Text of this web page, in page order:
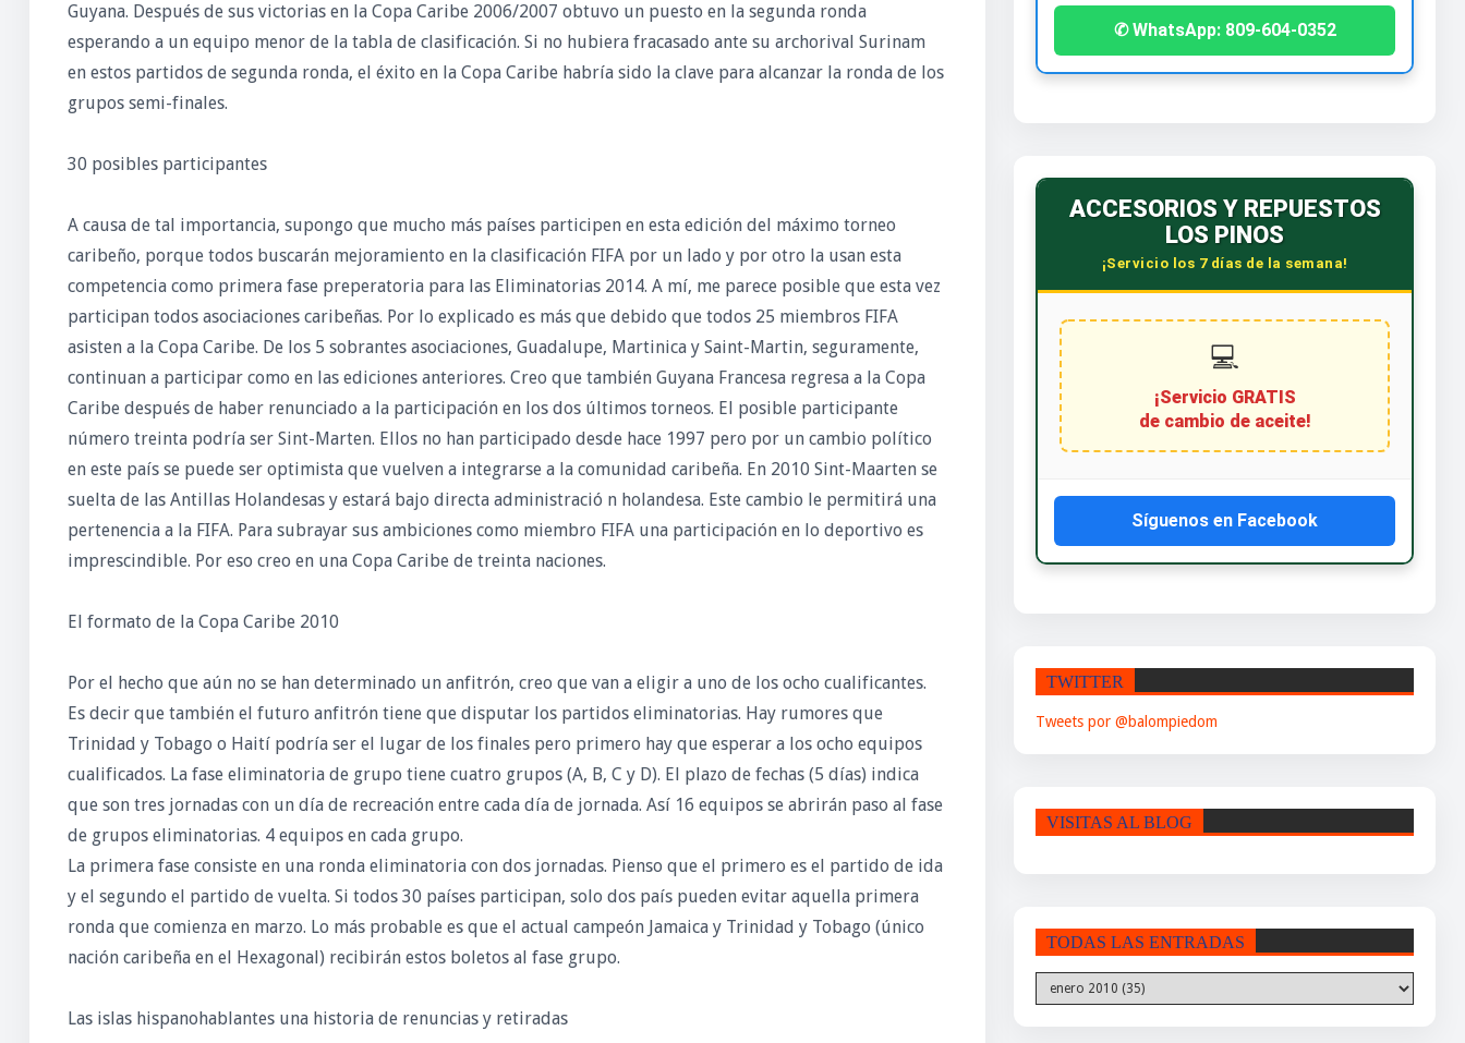
Guyana. Después de sus victorias en la Copa Caribe 2006/2007 obtuvo un puesto en la segunda ronda
esperando a un equipo menor de la tabla de clasificación. Si no hubiera fracasado ante su archorival Surinam
en estos partidos de segunda ronda, el éxito en la Copa Caribe habría sido la clave para alcanzar la ronda de los
grupos semi-finales.
30 posibles participantes
A causa de tal importancia, supongo que mucho más países participen en esta edición del máximo torneo
caribeño, porque todos buscarán mejoramiento en la clasificación FIFA por un lado y por otro la usan esta
competencia como primera fase preperatoria para las Eliminatorias 2014. A mí, me parece posible que esta vez
participan todos asociaciones caribeñas. Por lo explicado es más que debido que todos 25 miembros FIFA
asisten a la Copa Caribe. De los 5 sobrantes asociaciones, Guadalupe, Martinica y Saint-Martin, seguramente,
continuan a participar como en las ediciones anteriores. Creo que también Guyana Francesa regresa a la Copa
Caribe después de haber renunciado a la participación en los dos últimos torneos. El posible participante
número treinta podría ser Sint-Marten. Ellos no han participado desde hace 1997 pero por un cambio político
en este país se puede ser optimista que vuelven a integrarse a la comunidad caribeña. En 2010 Sint-Maarten se
suelta de las Antillas Holandesas y estará bajo directa administració n holandesa. Este cambio le permitirá una
pertenencia a la FIFA. Para subrayar sus ambiciones como miembro FIFA una participación en lo deportivo es
imprescindible. Por eso creo en una Copa Caribe de treinta naciones.
El formato de la Copa Caribe 2010
Por el hecho que aún no se han determinado un anfitrón, creo que van a eligir a uno de los ocho cualificantes.
Es decir que también el futuro anfitrón tiene que disputar los partidos eliminatorias. Hay rumores que
Trinidad y Tobago o Haití podría ser el lugar de los finales pero primero hay que esperar a los ocho equipos
cualificados. La fase eliminatoria de grupo tiene cuatro grupos (A, B, C y D). El plazo de fechas (5 días) indica
que son tres jornadas con un día de recreación entre cada día de jornada. Así 16 equipos se abrirán paso al fase
de grupos eliminatorias. 4 equipos en cada grupo.
La primera fase consiste en una ronda eliminatoria con dos jornadas. Pienso que el primero es el partido de ida
y el segundo el partido de vuelta. Si todos 30 países participan, solo dos país pueden evitar aquella primera
ronda que comienza en marzo. Lo más probable es que el actual campeón Jamaica y Trinidad y Tobago (único
nación caribeña en el Hexagonal) recibirán estos boletos al fase grupo.
Las islas hispanohablantes una historia de renuncias y retiradas
✆ WhatsApp: 809-604-0352
ACCESORIOS Y REPUESTOS
LOS PINOS
¡Servicio los 7 días de la semana!
💻
¡Servicio GRATIS
de cambio de aceite!
Síguenos en Facebook
TWITTER
Tweets por @balompiedom
VISITAS AL BLOG
TODAS LAS ENTRADAS